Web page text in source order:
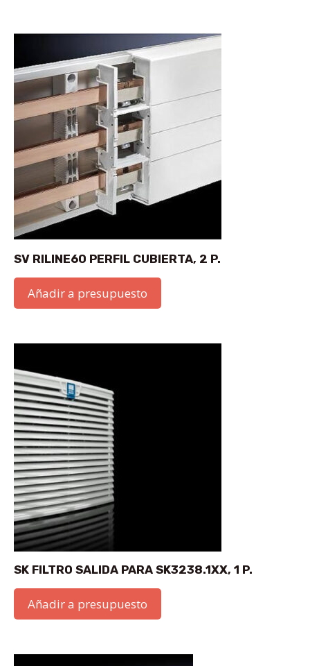
SV RILINE60 PERFIL CUBIERTA, 2 P.
Añadir a presupuesto
SK FILTRO SALIDA PARA SK3238.1XX, 1 P.
Añadir a presupuesto